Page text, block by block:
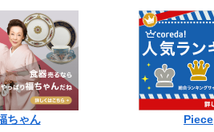
ちゃん Piece